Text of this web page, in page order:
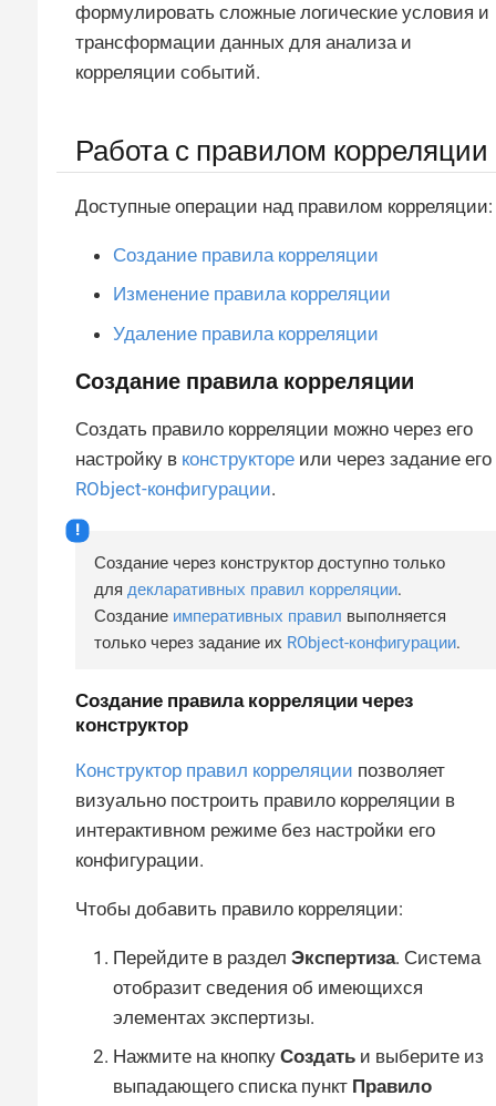
формулировать сложные логические условия и
трансформации данных для анализа и
корреляции событий.
Работа с правилом корреляции
Доступные операции над правилом корреляции:
Создание правила корреляции
Изменение правила корреляции
Удаление правила корреляции
Создание правила корреляции
Создать правило корреляции можно через его
настройку в конструкторе или через задание его
RObject-конфигурации.
Создание через конструктор доступно только
для декларативных правил корреляции.
Создание императивных правил выполняется
только через задание их RObject-конфигурации.
Создание правила корреляции через
конструктор
Конструктор правил корреляции позволяет
визуально построить правило корреляции в
интерактивном режиме без настройки его
конфигурации.
Чтобы добавить правило корреляции:
Перейдите в раздел Экспертиза. Система
отобразит сведения об имеющихся
элементах экспертизы.
Нажмите на кнопку Создать и выберите из
выпадающего списка пункт Правило